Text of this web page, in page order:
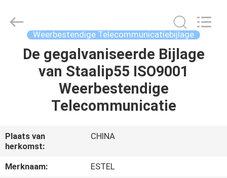
HUIS
PRODUCTEN
ONS
FABRIEKSREIS
TECHNOLOGY
Weerbestendige Telecommunicatiebijlage
De gegalvaniseerde Bijlage
van Staalip55 ISO9001
Weerbestendige
Telecommunicatie
Plaats van
herkomst:
CHINA
Merknaam:
ESTEL